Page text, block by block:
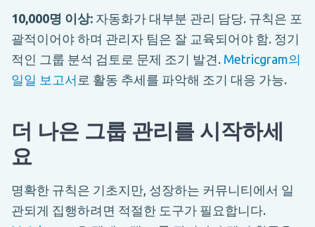
10,000명 이상: 자동화가 대부분 관리 담당. 규칙은 포
괄적이어야 하며 관리자 팀은 잘 교육되어야 함. 정기
적인 그룹 분석 검토로 문제 조기 발견. Metricgram의
일일 보고서 로 활동 추세를 파악해 조기 대응 가능.
더 나은 그룹 관리를 시작하세
요
명확한 규칙은 기초지만, 성장하는 커뮤니티에서 일
관되게 집행하려면 적절한 도구가 필요합니다.